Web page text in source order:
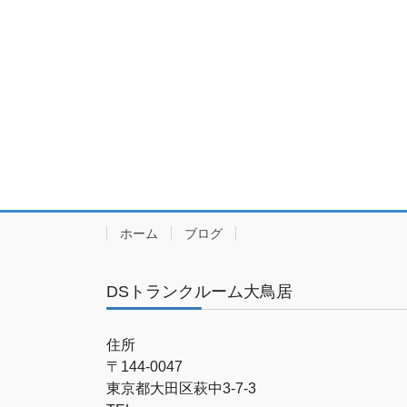
ホーム ブログ
DSトランクルーム大鳥居
住所
〒144-0047
東京都大田区萩中3-7-3